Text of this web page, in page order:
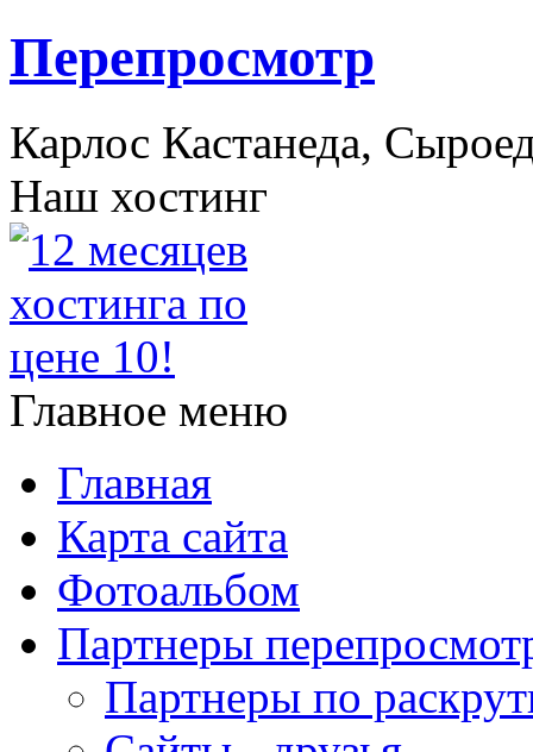
Перепросмотр
Карлос Кастанеда,
Наш хостинг
Главное меню
Главная
Карта сайта
Фотоальбом
Партнеры
Партнеры по